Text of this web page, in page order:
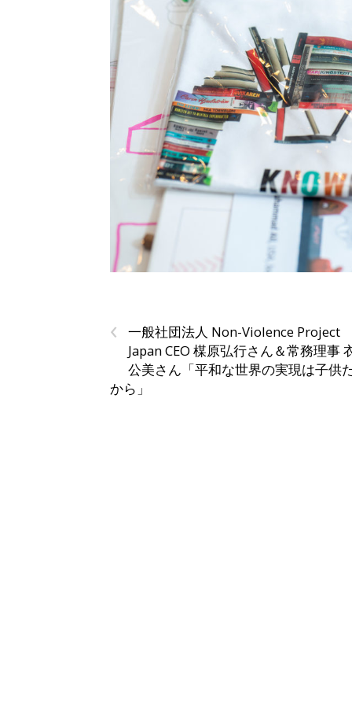
‹
一般社団法人 Non-Violence Project
Japan CEO 楳原弘行さん＆常務理事
公美さん「平和な世界の実現は子供
から」